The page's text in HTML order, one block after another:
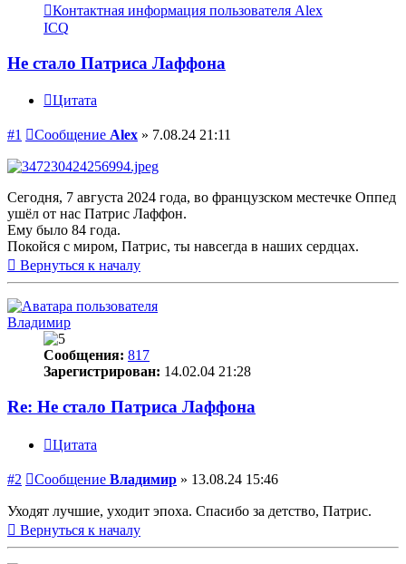
Контактная информация пользователя Alex
ICQ
Не стало Патриса Лаффона
Цитата
#1 Сообщение Alex » 7.08.24 21:11
Сегодня, 7 августа 2024 года, во французском местечке Оппед
ушёл от нас Патрис Лаффон.
Ему было 84 года.
Покойся с миром, Патрис, ты навсегда в наших сердцах.
Вернуться к началу
Владимир
Сообщения: 817
Зарегистрирован: 14.02.04 21:28
Re: Не стало Патриса Лаффона
Цитата
#2 Сообщение Владимир » 13.08.24 15:46
Уходят лучшие, уходит эпоха. Спасибо за детство, Патрис.
Вернуться к началу